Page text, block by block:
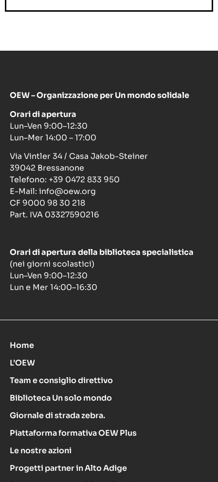
OEW – Organizzazione per Un mondo solidale
Orari di apertura
Lun–Ven 9:00–12:30
Lun–Mer 14:00 – 17:00
Via Vintler 34 / Casa Jakob-Steiner
39042 Bressanone
Telefono: +39 0472 833 950
E-Mail: info@oew.org
CF 9000 98 30 218
Part. IVA 03327590216
Orari di apertura della biblioteca specialistica
(nei giorni scolastici)
Lun–Ven 9:00–12:30
Lun e Mer 14:00–16:30
Home
L’OEW
Team e consiglio direttivo
Biblioteca Un solo mondo
Giornale di strada zebra.
Piattaforma formativa OEW Plus
Le nostre azioni
Progetti partner in Alto Adige